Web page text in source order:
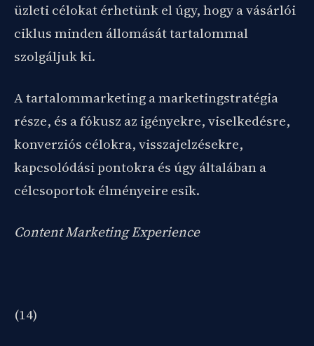
üzleti célokat érhetünk el úgy, hogy a vásárlói
ciklus minden állomását tartalommal
szolgáljuk ki.
A tartalommarketing a marketingstratégia
része, és a fókusz az igényekre, viselkedésre,
konverziós célokra, visszajelzésekre,
kapcsolódási pontokra és úgy általában a
célcsoportok élményeire esik.
Content Marketing Experience
(14)